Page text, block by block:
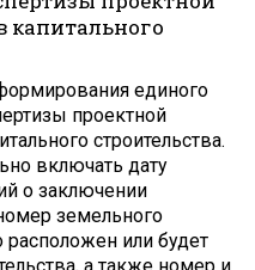
капитального
единого
проектной
строительства.
включать дату
о заключении
земельного
расположен или будет